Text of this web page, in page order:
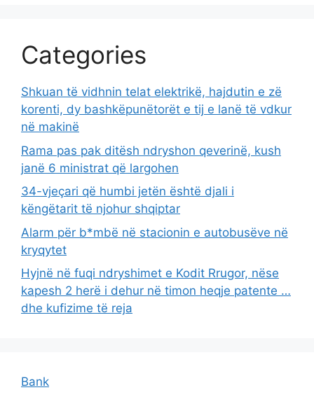
Categories
Shkuan të vidhnin telat elektrikë, hajdutin e zë
korenti, dy bashkëpunëtorët e tij e lanë të vdkur
në makinë
Rama pas pak ditësh ndryshon qeverinë, kush
janë 6 ministrat që largohen
34-vjeçari që humbi jetën është djali i
këngëtarit të njohur shqiptar
Alarm për b*mbë në stacionin e autobusëve në
kryqytet
Hyjnë në fuqi ndryshimet e Kodit Rrugor, nëse
kapesh 2 herë i dehur në timon heqje patente …
dhe kufizime të reja
Bank